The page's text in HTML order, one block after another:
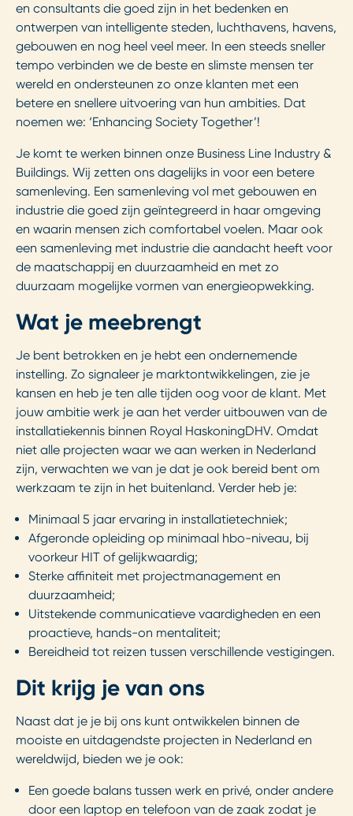
en consultants die goed zijn in het bedenken en
ontwerpen van intelligente steden, luchthavens, havens,
gebouwen en nog heel veel meer. In een steeds sneller
tempo verbinden we de beste en slimste mensen ter
wereld en ondersteunen zo onze klanten met een
betere en snellere uitvoering van hun ambities. Dat
noemen we: ‘Enhancing Society Together’!
Je komt te werken binnen onze Business Line Industry &
Buildings. Wij zetten ons dagelijks in voor een betere
samenleving. Een samenleving vol met gebouwen en
industrie die goed zijn geïntegreerd in haar omgeving
en waarin mensen zich comfortabel voelen. Maar ook
een samenleving met industrie die aandacht heeft voor
de maatschappij en duurzaamheid en met zo
duurzaam mogelijke vormen van energieopwekking.
Wat je meebrengt
Je bent betrokken en je hebt een ondernemende
instelling. Zo signaleer je marktontwikkelingen, zie je
kansen en heb je ten alle tijden oog voor de klant. Met
jouw ambitie werk je aan het verder uitbouwen van de
installatiekennis binnen Royal HaskoningDHV. Omdat
niet alle projecten waar we aan werken in Nederland
zijn, verwachten we van je dat je ook bereid bent om
werkzaam te zijn in het buitenland. Verder heb je:
Minimaal 5 jaar ervaring in installatietechniek;
Afgeronde opleiding op minimaal hbo-niveau, bij
voorkeur HIT of gelijkwaardig;
Sterke affiniteit met projectmanagement en
duurzaamheid;
Uitstekende communicatieve vaardigheden en een
proactieve, hands-on mentaliteit;
Bereidheid tot reizen tussen verschillende vestigingen.
Dit krijg je van ons
Naast dat je je bij ons kunt ontwikkelen binnen de
mooiste en uitdagendste projecten in Nederland en
wereldwijd, bieden we je ook:
Een goede balans tussen werk en privé, onder andere
door een laptop en telefoon van de zaak zodat je